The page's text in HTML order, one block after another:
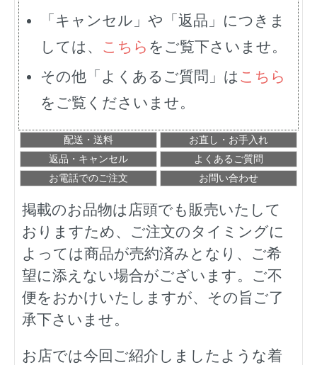
「キャンセル」や「返品」につきま
しては、 こちら をご覧下さいませ。
その他「よくあるご質問」は こちら
をご覧くださいませ。
配送・送料
お直し・お手入れ
返品・キャンセル
よくあるご質問
お電話でのご注文
お問い合わせ
掲載のお品物は店頭でも販売いたして
おりますため、ご注文のタイミングに
よっては商品が売約済みとなり、ご希
望に添えない場合がございます。ご不
便をおかけいたしますが、その旨ご了
承下さいませ。
お店では今回ご紹介しましたような着